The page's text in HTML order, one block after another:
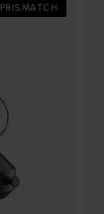
PRISMATCH